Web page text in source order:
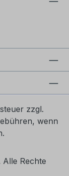
zzgl.
wenn
Rechte